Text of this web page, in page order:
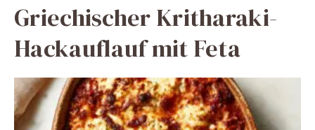
Griechischer Kritharaki-
Hackauflauf mit Feta